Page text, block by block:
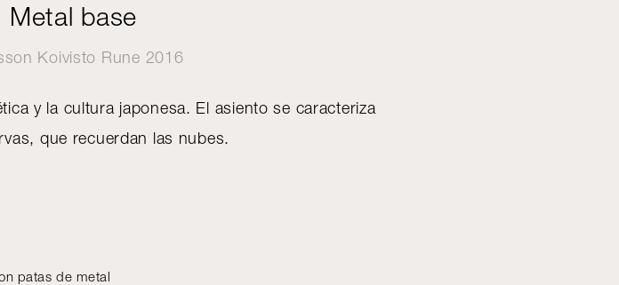
Metal base
Koivisto Rune 2016
y la cultura japonesa. El asiento se caracteriza
que recuerdan las nubes.
patas de metal